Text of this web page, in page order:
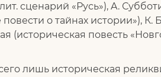
сценарий «Русь»), A.
о тайнах истории»), К.
(историческая повесть
лишь историческая